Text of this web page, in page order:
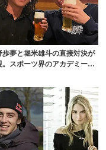
歩夢と堀米雄斗の直接対決が
。スポーツ界のアカデミー賞